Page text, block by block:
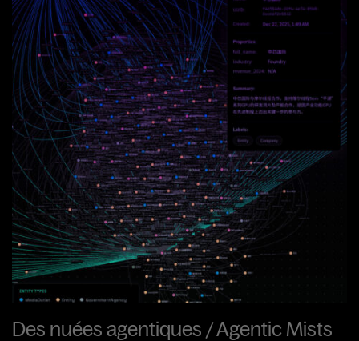
Des nuées agentiques / Agentic Mists